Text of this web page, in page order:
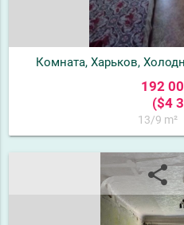
Комната, Харьков,
192
($4
13/9 m²
share